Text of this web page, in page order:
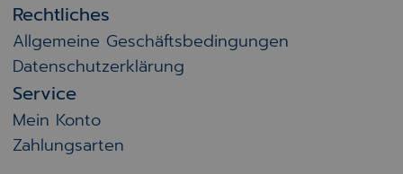
Rechtliches
Allgemeine Geschäftsbedingungen
Datenschutzerklärung
Service
Mein Konto
Zahlungsarten